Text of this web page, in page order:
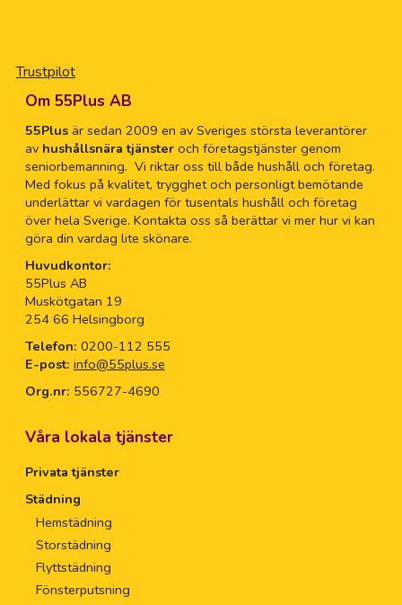
Trustpilot
Om 55Plus AB
55Plusär sedan 2009 en av Sveriges största leverantörer
av hushållsnära tjänsteroch företagstjänster genom
seniorbemanning. Vi riktar oss till både hushåll och företag.
Med fokus på kvalitet, trygghet och personligt bemötande
underlättar vi vardagen för tusentals hushåll och företag
över hela Sverige. Kontakta oss så berättar vi mer hur vi kan
göra din vardag lite skönare.
Huvudkontor:
55Plus AB
Muskötgatan 19
254 66 Helsingborg
Telefon: 0200-112 555
E-post: info@55plus.se
Org.nr: 556727-4690
Våra lokala tjänster
Privata tjänster
Städning
Hemstädning
Storstädning
Flyttstädning
Fönsterputsning